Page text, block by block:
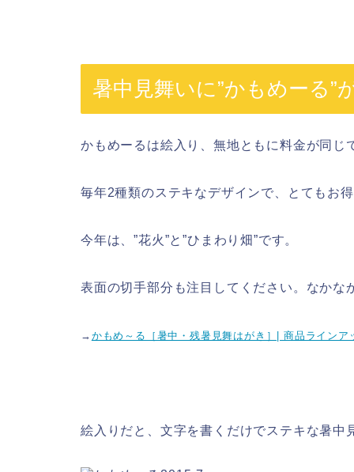
暑中見舞いに”かもめーる”
かもめーるは絵入り、無地ともに料金が同じ
毎年2種類のステキなデザインで、とてもお
今年は、”花火”と”ひまわり畑”です。
表面の切手部分も注目してください。なかな
→ かもめ～る［暑中・残暑見舞はがき］| 商品ラインア
絵入りだと、文字を書くだけでステキな暑中